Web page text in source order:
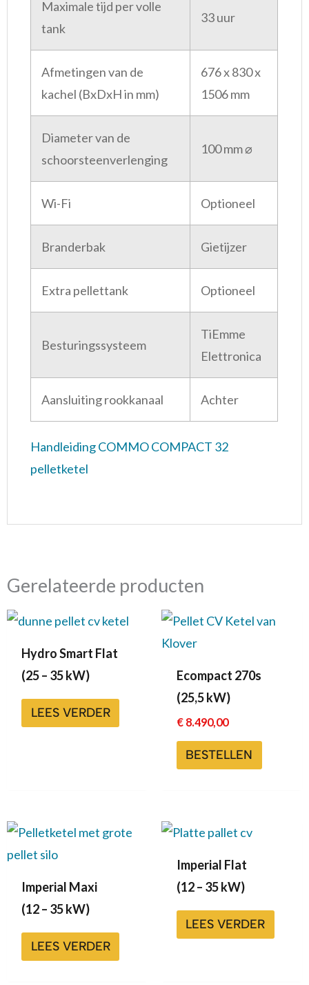
Maximale tijd per volle
tank
33 uur
Afmetingen van de
kachel (BxDxH in mm)
676 x 830 x
1506 mm
Diameter van de
schoorsteenverlenging
100 mm ⌀
Wi-Fi Optioneel
Branderbak Gietijzer
Extra pellettank Optioneel
Besturingssysteem
TiEmme
Elettronica
Aansluiting rookkanaal Achter
Handleiding COMMO COMPACT 32
pelletketel
Gerelateerde producten
Hydro Smart Flat
(25 – 35 kW)
LEES VERDER
Ecompact 270s
(25,5 kW)
€8.490,00
BESTELLEN
Imperial Maxi
(12 – 35 kW)
LEES VERDER
Imperial Flat
(12 – 35 kW)
LEES VERDER